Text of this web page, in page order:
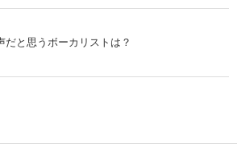
だと思うボーカリストは？